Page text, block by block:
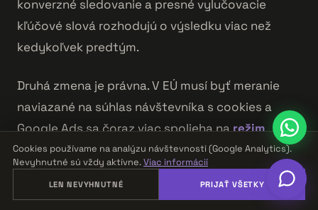
konverzné sledovanie a presné vylučovacie
kľúčové slová rozhodujú o výsledku viac než
kedykoľvek predtým.
Druhá zmena je právna. V EÚ musí byť meranie
naviazané na súhlas návštevníka s cookies a
Google Ads sa čoraz viac spolieha narežim
súhlasu (Consent Mode). Bez správne
nastaveného súhlasu strácate časť konverzných
dát a algoritmus sa učí z menšej vzorky. Ak
Cookies používame na analýzu návštevnosti (Google Analytics).
Nevyhnutné sú vždy aktívne.Viac informácií
LEN NEVYHNUTNÉ PRIJAŤ VŠETKY